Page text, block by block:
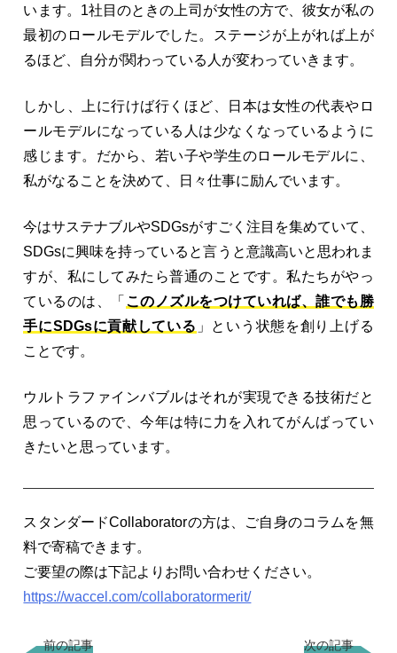
います。1社目のときの上司が女性の方で、彼女が私の
最初のロールモデルでした。ステージが上がれば上が
るほど、自分が関わっている人が変わっていきます。
しかし、上に行けば行くほど、日本は女性の代表やロ
ールモデルになっている人は少なくなっているように
感じます。だから、若い子や学生のロールモデルに、
私がなることを決めて、日々仕事に励んでいます。
今はサステナブルやSDGsがすごく注目を集めていて、
SDGsに興味を持っていると言うと意識高いと思われま
すが、私にしてみたら普通のことです。私たちがやっ
ているのは、「 このノズルをつけていれば、誰でも勝
手にSDGsに貢献している 」という状態を創り上げる
ことです。
ウルトラファインバブルはそれが実現できる技術だと
思っているので、今年は特に力を入れてがんばってい
きたいと思っています。
スタンダードCollaboratorの方は、ご自身のコラムを無
料で寄稿できます。
ご要望の際は下記よりお問い合わせください。
https://waccel.com/collaboratormerit/
前の記事 次の記事